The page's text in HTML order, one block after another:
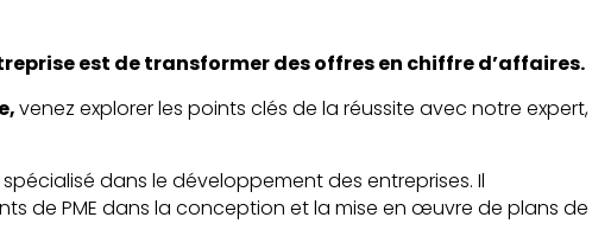
est de transformer des offres en chiffre d’affaires.
venez explorer les points clés de la réussite avec notre expert,
dans le développement des entreprises. Il
de PME dans la conception et la mise en œuvre de plans de